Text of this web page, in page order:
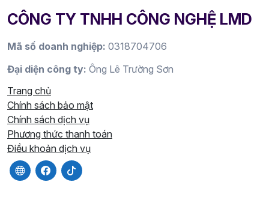
CÔNG TY TNHH CÔNG NGHỆ LMD
Mã số doanh nghiệp: 0318704706
Đại diện công ty: Ông Lê Trường Sơn
Trang chủ
Chính sách bảo mật
Chính sách dịch vụ
Phương thức thanh toán
Điều khoản dịch vụ